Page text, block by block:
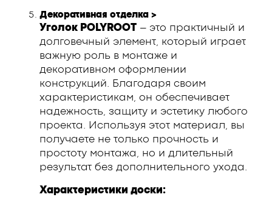
Декоративная отделка >
Уголок POLYROOT – это практичный и
долговечный элемент, который играет
важную роль в монтаже и
декоративном оформлении
конструкций. Благодаря своим
характеристикам, он обеспечивает
надежность, защиту и эстетику любого
проекта. Используя этот материал, вы
получаете не только прочность и
простоту монтажа, но и длительный
результат без дополнительного ухода.
Характеристики доски: